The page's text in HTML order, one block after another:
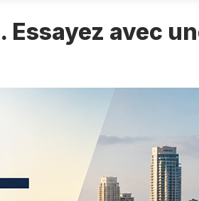
. Essayez avec